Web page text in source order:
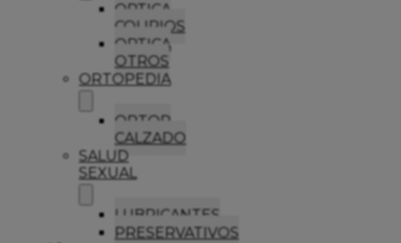
OPTICA
COLIRIOS
OPTICA
OTROS
ORTOPEDIA
ORTOP
CALZADO
SALUD
SEXUAL
LUBRICANTES
PRESERVATIVOS